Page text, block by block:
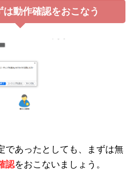
動作確認をおこなう
であったとしても、まずは無
認をおこないましょう。